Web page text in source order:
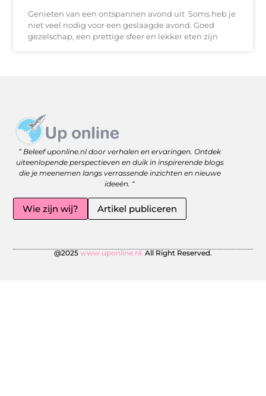
Genieten van een ontspannen avond uit Soms heb je
niet veel nodig voor een geslaagde avond. Goed
gezelschap, een prettige sfeer en lekker eten zijn
” Beleef uponline.nl door verhalen en ervaringen. Ontdek
uiteenlopende perspectieven en duik in inspirerende blogs
die je meenemen langs verrassende inzichten en nieuwe
ideeën. “
Wie zijn wij? Artikel publiceren
@2025 www.uponline.nl. All Right Reserved.